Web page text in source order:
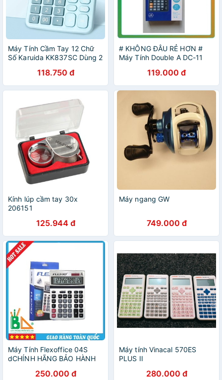
Máy Tính Cầm Tay 12 Chữ
Số Karuida KK837SC Dùng 2
118.750 đ
# KHÔNG ĐÂU RẺ HƠN #
Máy Tính Double A DC-11
119.000 đ
Kính lúp cầm tay 30x
206151
125.944 đ
Máy ngang GW
749.000 đ
Máy Tính Flexoffice 04S
dCHÍNH HÃNG BẢO HÀNH
250.000 đ
Máy tính Vinacal 570ES
PLUS II
280.000 đ